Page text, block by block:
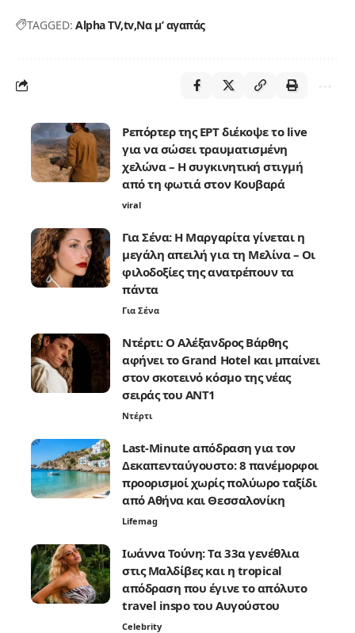
TAGGED: Alpha TVtv Να μ’ αγαπάς
Ρεπόρτερ της ΕΡΤ διέκοψε το live
για να σώσει τραυματισμένη
χελώνα – Η συγκινητική στιγμή
από τη φωτιά στον Κουβαρά
viral
Για Σένα: Η Μαργαρίτα γίνεται η
μεγάλη απειλή για τη Μελίνα – Οι
φιλοδοξίες της ανατρέπουν τα
πάντα
Για Σένα
Ντέρτι: Ο Αλέξανδρος Βάρθης
αφήνει το Grand Hotel και μπαίνει
στον σκοτεινό κόσμο της νέας
σειράς του ANT1
Ντέρτι
Last-Minute απόδραση για τον
Δεκαπενταύγουστο: 8 πανέμορφοι
προορισμοί χωρίς πολύωρο ταξίδι
από Αθήνα και Θεσσαλονίκη
Lifemag
Ιωάννα Τούνη: Τα 33α γενέθλια
στις Μαλδίβες και η tropical
απόδραση που έγινε το απόλυτο
travel inspo του Αυγούστου
Celebrity